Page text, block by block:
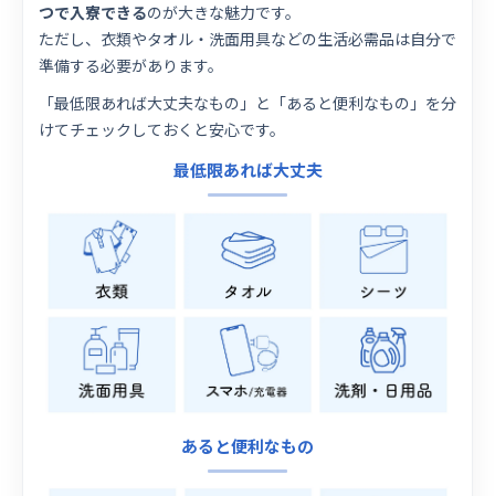
つで入寮できるのが大きな魅力です。
ただし、衣類やタオル・洗面用具などの生活必需品は自分で
準備する必要があります。
「最低限あれば大丈夫なもの」と「あると便利なもの」を分
けてチェックしておくと安心です。
最低限あれば大丈夫
あると便利なもの